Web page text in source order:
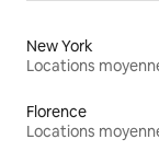
New York
Florence